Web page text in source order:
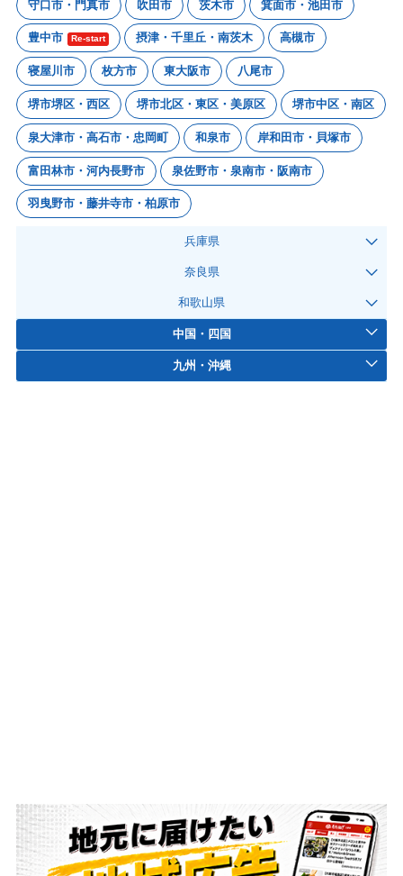
守口市・門真市 吹田市 茨木市 箕面市・池田市
豊中市 Re-start 摂津・千里丘・南茨木 高槻市
寝屋川市 枚方市 東大阪市 八尾市
堺市堺区・西区 堺市北区・東区・美原区 堺市中区・南区
泉大津市・高石市・忠岡町 和泉市 岸和田市・貝塚市
富田林市・河内長野市 泉佐野市・泉南市・阪南市
羽曳野市・藤井寺市・柏原市
兵庫県
奈良県
和歌山県
中国・四国
九州・沖縄